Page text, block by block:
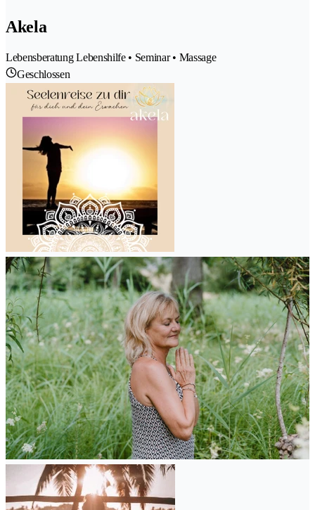
Akela
Lebensberatung Lebenshilfe • Seminar • Massage
Geschlossen